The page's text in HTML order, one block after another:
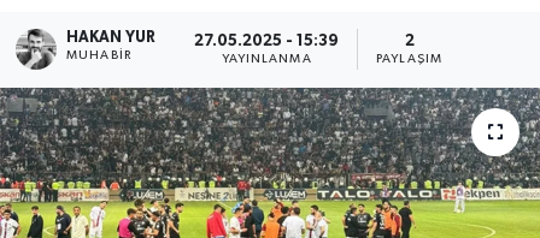
HAKAN YUR
MUHABİR
27.05.2025 - 15:39
YAYINLANMA
2
PAYLAŞIM
Eğitim
Sağlık
Dünya
RESMİ İLANLAR
Haber Arşivi